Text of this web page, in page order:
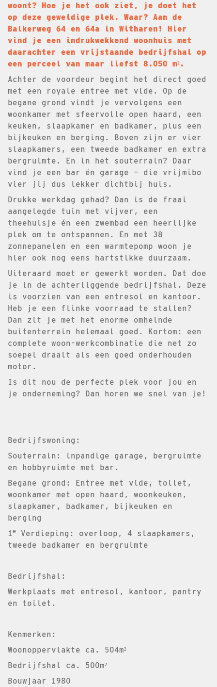
woont? Hoe je het ook ziet, je doet het
op deze geweldige plek. Waar? Aan de
Balkerweg 64 en 64a in Witharen! Hier
vind je een indrukwekkend woonhuis met
daarachter een vrijstaande bedrijfshal op
een perceel van maar liefst 8.050 m².
Achter de voordeur begint het direct goed
met een royale entree met vide. Op de
begane grond vindt je vervolgens een
woonkamer met sfeervolle open haard, een
keuken, slaapkamer en badkamer, plus een
bijkeuken en berging. Boven zijn er vier
slaapkamers, een tweede badkamer en extra
bergruimte. En in het souterrain? Daar
vind je een bar én garage – die vrijmibo
vier jij dus lekker dichtbij huis.
Drukke werkdag gehad? Dan is de fraai
aangelegde tuin met vijver, een
theehuisje én een zwembad een heerlijke
plek om te ontspannen. En met 38
zonnepanelen en een warmtepomp woon je
hier ook nog eens hartstikke duurzaam.
Uiteraard moet er gewerkt worden. Dat doe
je in de achterliggende bedrijfshal. Deze
is voorzien van een entresol en kantoor.
Heb je een flinke voorraad te stallen?
Dan zit je met het enorme omheinde
buitenterrein helemaal goed. Kortom: een
complete woon-werkcombinatie die net zo
soepel draait als een goed onderhouden
motor.
Is dit nou de perfecte plek voor jou en
je onderneming? Dan horen we snel van je!
Bedrijfswoning:
Souterrain: inpandige garage, bergruimte
en hobbyruimte met bar.
Begane grond: Entree met vide, toilet,
woonkamer met open haard, woonkeuken,
slaapkamer, badkamer, bijkeuken en
berging
1 e
Verdieping: overloop, 4 slaapkamers,
tweede badkamer en bergruimte
Bedrijfshal:
Werkplaats met entresol, kantoor, pantry
en toilet.
Kenmerken:
Woonoppervlakte ca. 504m²
Bedrijfshal ca. 500m²
Bouwjaar 1980